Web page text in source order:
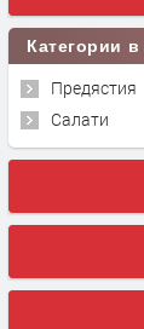
Предястия
Салати